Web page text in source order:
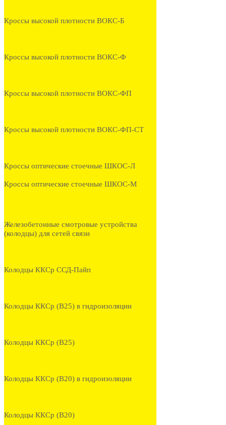
Кроссы высокой плотности ВОКС-Б
Кроссы высокой плотности ВОКС-Ф
Кроссы высокой плотности ВОКС-ФП
Кроссы высокой плотности ВОКС-ФП-СТ
Кроссы оптические стоечные ШКОС-Л
Кроссы оптические стоечные ШКОС-М
Железобетонные смотровые устройства
(колодцы) для сетей связи
Колодцы ККСр ССД-Пайп
Колодцы ККСр (В25) в гидроизоляции
Колодцы ККСр (В25)
Колодцы ККСр (В20) в гидроизоляции
Колодцы ККСр (В20)